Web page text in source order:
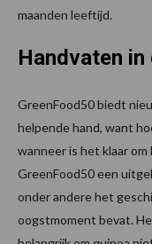
maanden leeftijd.
Handvaten
GreenFood50 biedt
helpende hand, want
wanneer is het klaar
GreenFood50 een
onder andere het
oogstmoment bevat.